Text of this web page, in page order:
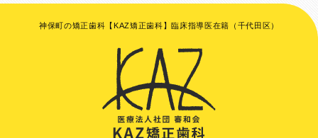
神保町の矯正歯科【KAZ矯正歯科】臨床指導医在籍（千代田区）